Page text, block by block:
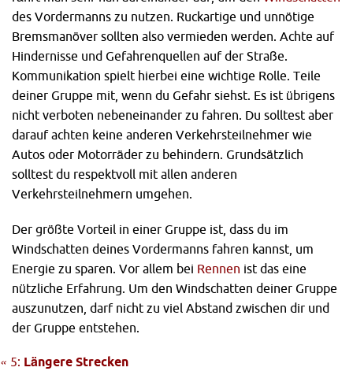
des Vordermanns zu nutzen. Ruckartige und unnötige
Bremsmanöver sollten also vermieden werden. Achte auf
Hindernisse und Gefahrenquellen auf der Straße.
Kommunikation spielt hierbei eine wichtige Rolle. Teile
deiner Gruppe mit, wenn du Gefahr siehst. Es ist übrigens
nicht verboten nebeneinander zu fahren. Du solltest aber
darauf achten keine anderen Verkehrsteilnehmer wie
Autos oder Motorräder zu behindern. Grundsätzlich
solltest du respektvoll mit allen anderen
Verkehrsteilnehmern umgehen.
Der größte Vorteil in einer Gruppe ist, dass du im
Windschatten deines Vordermanns fahren kannst, um
Energie zu sparen. Vor allem bei Rennen ist das eine
nützliche Erfahrung. Um den Windschatten deiner Gruppe
auszunutzen, darf nicht zu viel Abstand zwischen dir und
der Gruppe entstehen.
« 5: Längere Strecken